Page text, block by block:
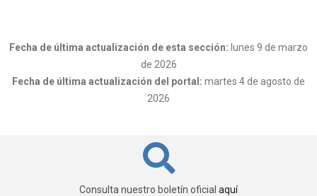
Fecha de última actualización de esta sección: lunes 9 de marzo
de 2026
Fecha de última actualización del portal: martes 4 de agosto de
2026
Consulta nuestro boletín oficial aquí